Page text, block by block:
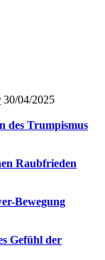
30/04/2025
des Trumpismus
Raubfrieden
Bewegung
Gefühl der